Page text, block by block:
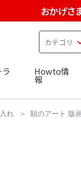
おかげさ
Howto情
報
れ 額のアート 版